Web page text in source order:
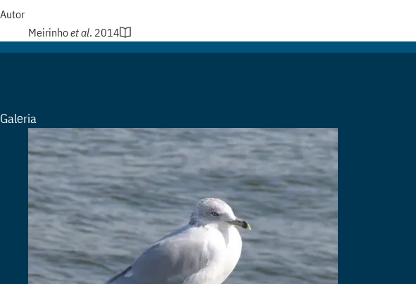
Autor
Meirinhoet al. 2014
Galeria